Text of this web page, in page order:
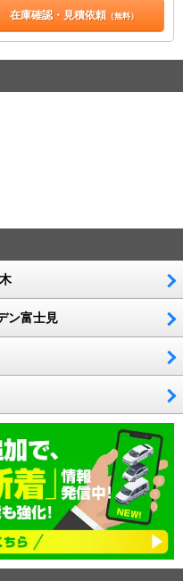
在庫確認・見積依頼（無料）
ン富士見